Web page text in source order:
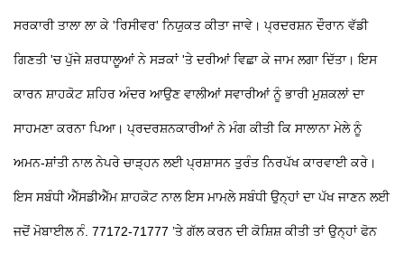
ਸਰਕਾਰੀ ਤਾਲਾ ਲਾ ਕੇ 'ਰਿਸੀਵਰ' ਨਿਯੁਕਤ ਕੀਤਾ ਜਾਵੇ। ਪ੍ਰਦਰਸ਼ਨ ਦੌਰਾਨ ਵੱਡੀ
ਗਿਣਤੀ 'ਚ ਪੁੱਜੇ ਸ਼ਰਧਾਲੂਆਂ ਨੇ ਸੜਕਾਂ 'ਤੇ ਦਰੀਆਂ ਵਿਛਾ ਕੇ ਜਾਮ ਲਗਾ ਦਿੱਤਾ। ਇਸ
ਕਾਰਨ ਸ਼ਾਹਕੋਟ ਸ਼ਹਿਰ ਅੰਦਰ ਆਉਣ ਵਾਲੀਆਂ ਸਵਾਰੀਆਂ ਨੂੰ ਭਾਰੀ ਮੁਸ਼ਕਲਾਂ ਦਾ
ਸਾਹਮਣਾ ਕਰਨਾ ਪਿਆ। ਪ੍ਰਦਰਸ਼ਨਕਾਰੀਆਂ ਨੇ ਮੰਗ ਕੀਤੀ ਕਿ ਸਾਲਾਨਾ ਮੇਲੇ ਨੂੰ
ਅਮਨ-ਸ਼ਾਂਤੀ ਨਾਲ ਨੇਪਰੇ ਚਾੜ੍ਹਨ ਲਈ ਪ੍ਰਸ਼ਾਸਨ ਤੁਰੰਤ ਨਿਰਪੱਖ ਕਾਰਵਾਈ ਕਰੇ।
ਇਸ ਸਬੰਧੀ ਐੱਸਡੀਐੱਮ ਸ਼ਾਹਕੋਟ ਨਾਲ ਇਸ ਮਾਮਲੇ ਸਬੰਧੀ ਉਨ੍ਹਾਂ ਦਾ ਪੱਖ ਜਾਣਨ ਲਈ
ਜਦੋਂ ਮੋਬਾਈਲ ਨੰ. 77172-71777 ’ਤੇ ਗੱਲ ਕਰਨ ਦੀ ਕੋਸ਼ਿਸ਼ ਕੀਤੀ ਤਾਂ ਉਨ੍ਹਾਂ ਫੋਨ